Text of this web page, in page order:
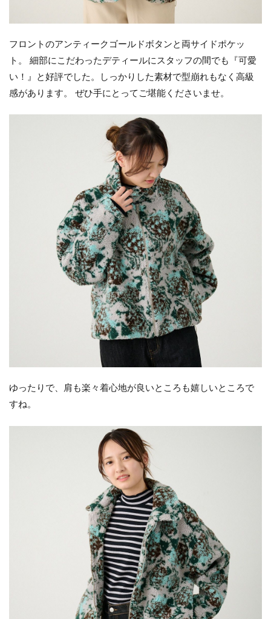
フロントのアンティークゴールドボタンと両サイドポケッ
ト。 細部にこだわったデティールにスタッフの間でも『可愛
い！』と好評でした。しっかりした素材で型崩れもなく高級
感があります。 ぜひ手にとってご堪能くださいませ。
ゆったりで、肩も楽々着心地が良いところも嬉しいところで
すね。